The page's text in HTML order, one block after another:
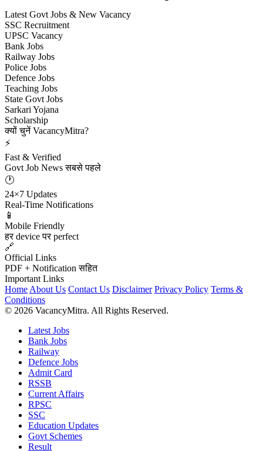
Latest Govt Jobs & New Vacancy
SSC Recruitment
UPSC Vacancy
Bank Jobs
Railway Jobs
Police Jobs
Defence Jobs
Teaching Jobs
State Govt Jobs
Sarkari Yojana
Scholarship
क्यों चुनें VacancyMitra?
⚡
Fast & Verified
Govt Job News सबसे पहले
🕐
24×7 Updates
Real-Time Notifications
📱
Mobile Friendly
हर device पर perfect
🔗
Official Links
PDF + Notification सहित
Important Links
Home About Us Contact Us Disclaimer Privacy Policy Terms &
Conditions
© 2026 VacancyMitra. All Rights Reserved.
Latest Jobs
Bank Jobs
Railway
Defence Jobs
Admit Card
RSSB
Current Affairs
RPSC
SSC
Education Updates
Govt Schemes
Result